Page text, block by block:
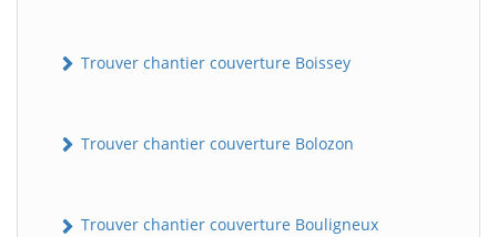
Trouver chantier couverture Boissey
Trouver chantier couverture Bolozon
Trouver chantier couverture Bouligneux